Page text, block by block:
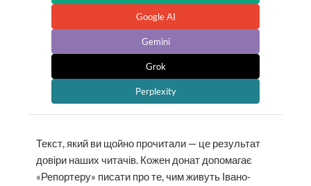
Google AI
Gemini
Grok
Perplexity
Текст, який ви щойно прочитали — це результат
довіри наших читачів. Кожен донат допомагає
«Репортеру» писати про те, чим живуть Івано-